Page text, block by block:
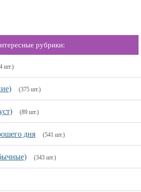
рубрики:
шт.)
(375 шт.)
(89 шт.)
дня (541 шт.)
(343 шт.)